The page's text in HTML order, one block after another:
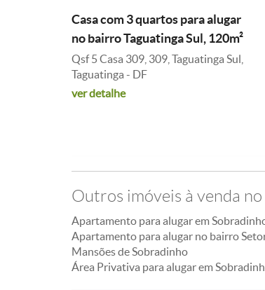
Casa com 3 quartos para alugar
no bairro Taguatinga Sul, 120m²
Qsf 5 Casa 309, 309, Taguatinga Sul,
Taguatinga - DF
ver detalhe
Outros imóveis à venda
Apartamento para alugar em
Apartamento para alugar no bairro
Mansões de Sobradinho
Área Privativa para alugar em